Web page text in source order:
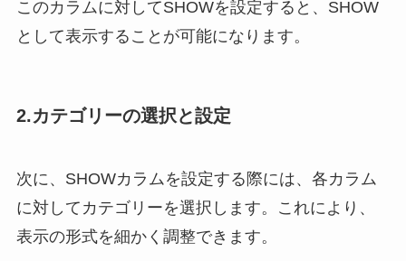
このカラムに対してSHOWを設定すると、SHOW
として表示することが可能になります。
2.カテゴリーの選択と設定
次に、SHOWカラムを設定する際には、各カラム
に対してカテゴリーを選択します。これにより、
表示の形式を細かく調整できます。